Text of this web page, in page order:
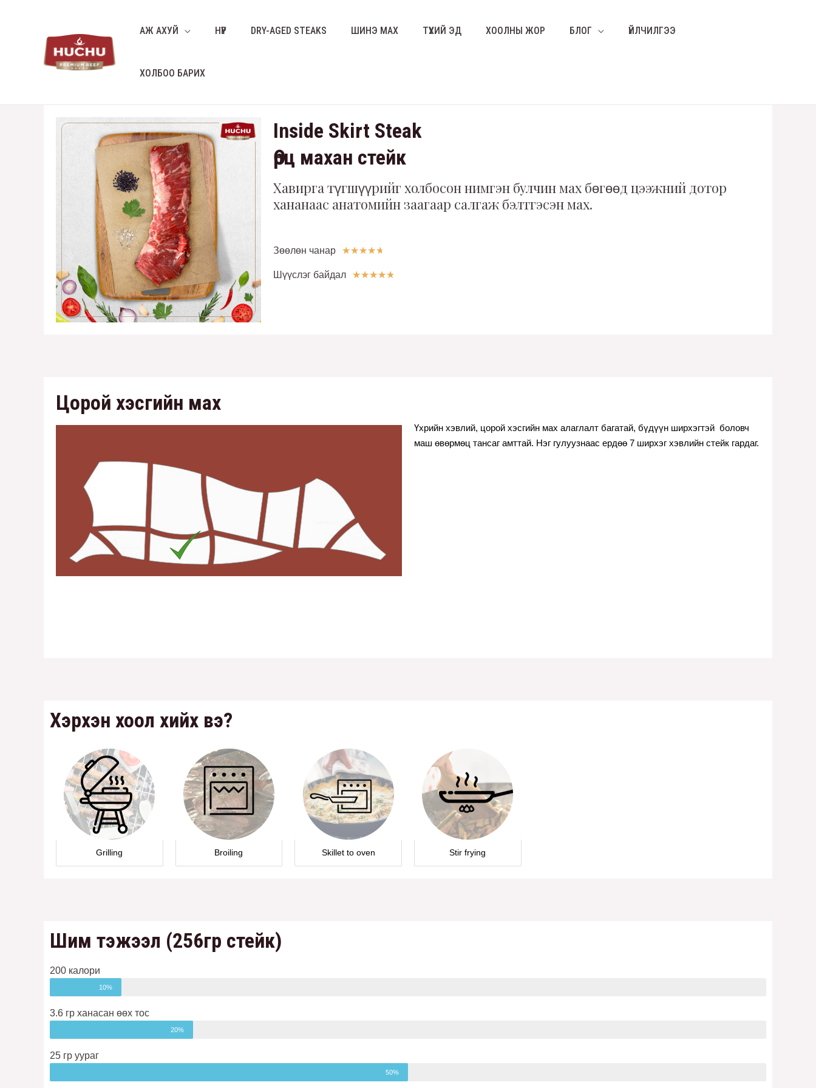
АЖ АХУЙ НҮҮР DRY-AGED STEAKS ШИНЭ МАХ ТҮҮХИЙ ЭД ХООЛНЫ ЖОР БЛОГ ҮЙЛЧИЛГЭЭ
ХОЛБОО БАРИХ
Inside Skirt Steak
Өрц махан стейк
Хавирга түгшүүрийг холбосон нимгэн булчин мах бөгөөд цээжний дотор
хананаас анатомийн заагаар салгаж бэлтгэсэн мах.
Зөөлөн чанар ☆☆☆☆☆
Шүүслэг байдал ★★★★★
Цорой хэсгийн мах
Үхрийн хэвлий, цорой хэсгийн мах алаглалт багатай, бүдүүн ширхэгтэй  боловч
Хэрхэн хоол хийх вэ?
Grilling Broiling Skillet to oven Stir frying
Шим тэжээл (256гр стейк)
200 калори
10%
3.6 гр ханасан өөх тос
20%
25 гр уураг
50%